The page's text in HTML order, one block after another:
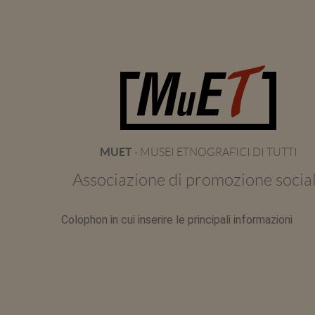
MUET - MUSEI ETNOGRAFICI DI TUTTI
Associazione di promozione
Colophon in cui inserire le principali informazioni